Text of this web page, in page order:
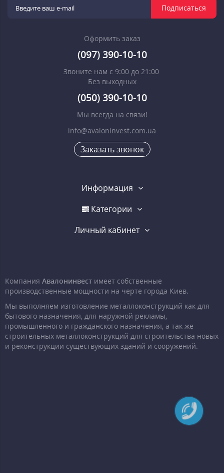
Подписаться
Оформить заказ
(097) 390-10-10
Звоните нам с 9:00 до 21:00
Без выходных
(050) 390-10-10
Мы всегда на связи!
info@avaloninvest.com.ua
Заказать звонок
Информация
Категории
Личный кабинет
Компания Авалонинвест имеет собственные
производственные мощности на черте города Киев.
Мы выполняем изготовление металлоконструкций как для
бытового назначения, для наружной рекламы,
промышленного и гражданского назначения, а так же
строительных металлоконструкций для строительства новых
и реконструкции существующих зданий и сооружений.